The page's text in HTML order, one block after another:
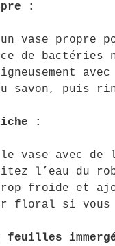
:
vase propre
de bactéries
savon, puis
:
vase avec de
l’eau du
froide et
floral si vous